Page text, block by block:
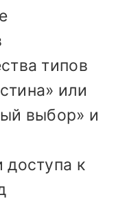
типов
или
выбор» и
доступа к